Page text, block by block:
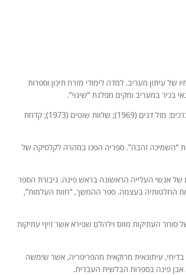
של עיתון מעריב. למדה לימודי מזרח תיכון וספרות
בכיר במעריב ומקים מפלגת “שינוי”.
ב-1969 החלה את דרכה הספרותית בסיפורים קצרים שפורסמו בארבעה כרכים: מזל דגים (1969); שלוות שוטים (1973); קדחת
וב-1988 את “עודד המלוכלך” ואת “השמיכה זהבה”. ספריה הפכו במהרה לקלסיקה של
של אנשי העלייה הראשונה בראש פינה. גיבורת הספר
החלטותיה בעצמה. ספר ההמשך, “חוות העלמות”,
של סוחר העתיקות מוזס וילהלם שפירא אשר זייף עתיקות
בדיחי, עיתונאית מרוקאית מהפריפריה, אשר שימשה